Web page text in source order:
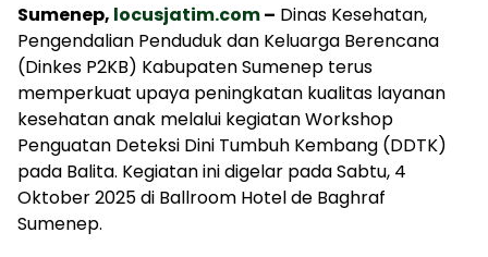
Sumenep, locusjatim.com– Dinas Kesehatan,
Pengendalian Penduduk dan Keluarga Berencana
(Dinkes P2KB) Kabupaten Sumenep terus
memperkuat upaya peningkatan kualitas layanan
kesehatan anak melalui kegiatan Workshop
Penguatan Deteksi Dini Tumbuh Kembang (DDTK)
pada Balita. Kegiatan ini digelar pada Sabtu, 4
Oktober 2025 di Ballroom Hotel de Baghraf
Sumenep.